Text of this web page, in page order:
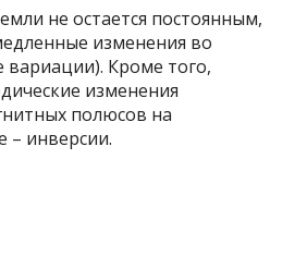
не остается постоянным,
изменения во
Кроме того,
изменения
полюсов на
– инверсии.